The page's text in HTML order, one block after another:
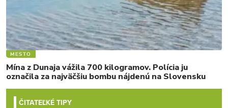
MESTO
Mína z Dunaja vážila 700 kilogramov. Polícia ju
označila za najväčšiu bombu nájdenú na Slovensku
ČITATEĽKÉ TIPY